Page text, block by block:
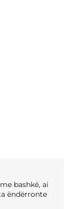
bashkë, ai
ëndërronte